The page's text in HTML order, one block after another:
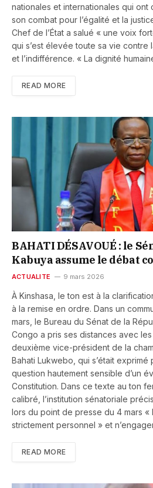
nationales et internationales qui
son combat pour l’égalité et la
Chef de l’État a salué « une voix
qui s’est élevée toute sa vie contre
et l’indifférence. « La dignité
READ MORE
BAHATI DÉSAVOUÉ : le
Kabuya assume le débat
ACTUALITE 9 mars 2026
À Kinshasa, le ton est à la
à la remise en ordre. Dans un
mars, le Bureau du Sénat de la
Congo a pris ses distances avec
deuxième vice-président de la
Bahati Lukwebo, qui s’était exprimé
question hautement sensible d’un
Constitution. Dans ce texte au ton
calibré, l’institution sénatoriale
lors du point de presse du 4 mars «
strictement personnel » et
READ MORE